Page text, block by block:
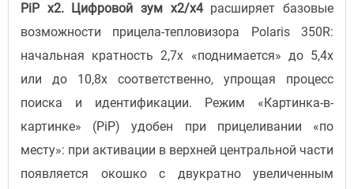
PiP x2. Цифровой зум x2/x4расширяет базовые
возможности прицела-тепловизора Polaris 350R:
начальная кратность 2,7x «поднимается» до 5,4x
или до 10,8x соответственно, упрощая процесс
поиска и идентификации. Режим «Картинка-в-
картинке» (PiP) удобен при прицеливании «по
месту»: при активации в верхней центральной части
появляется окошко с двукратно увеличенным